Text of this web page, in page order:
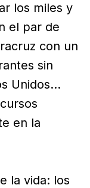
los miles y
el par de
con un
sin
Unidos…
en la
la vida: los